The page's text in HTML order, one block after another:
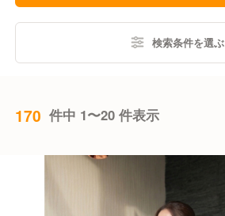
検索条件を選ぶ
170 件中 1〜20 件表示